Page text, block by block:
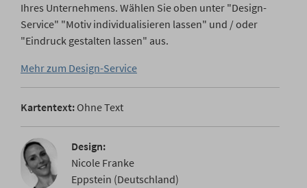
Ihres Unternehmens. Wählen Sie oben unter "Design-
Service" "Motiv individualisieren lassen" und / oder
"Eindruck gestalten lassen" aus.
Mehr zum Design-Service
Kartentext: Ohne Text
Design:
Nicole Franke
Eppstein (Deutschland)